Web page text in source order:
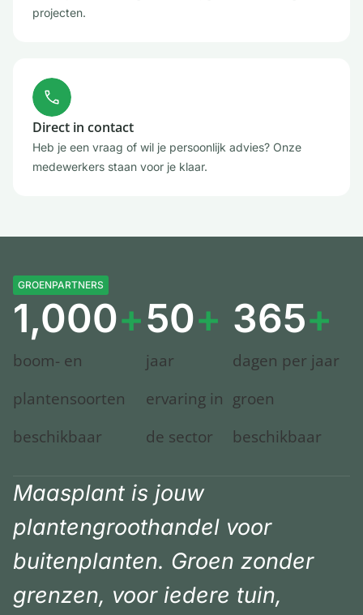
projecten.
Direct in contact
Heb je een vraag of wil je persoonlijk advies? Onze
medewerkers staan voor je klaar.
GROENPARTNERS
boom- en
plantensoorten
beschikbaar
1,000+
jaar
ervaring in
de sector
50+
dagen per jaar
groen
beschikbaar
365+
Maasplant is jouw
plantengroothandel voor
buitenplanten. Groen zonder
grenzen, voor iedere tuin,